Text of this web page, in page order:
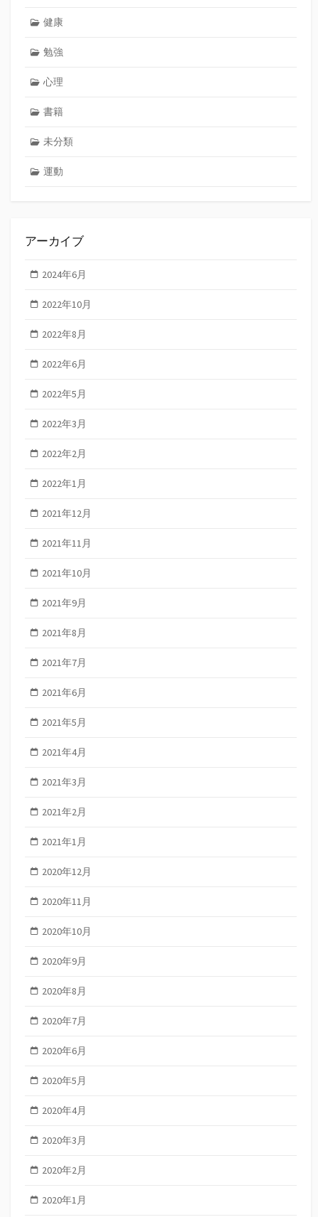
健康
勉強
心理
書籍
未分類
運動
アーカイブ
2024年6月
2022年10月
2022年8月
2022年6月
2022年5月
2022年3月
2022年2月
2022年1月
2021年12月
2021年11月
2021年10月
2021年9月
2021年8月
2021年7月
2021年6月
2021年5月
2021年4月
2021年3月
2021年2月
2021年1月
2020年12月
2020年11月
2020年10月
2020年9月
2020年8月
2020年7月
2020年6月
2020年5月
2020年4月
2020年3月
2020年2月
2020年1月